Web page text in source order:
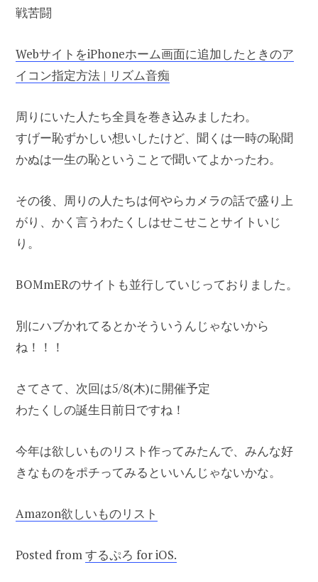
戦苦闘
WebサイトをiPhoneホーム画面に追加したときのア
イコン指定方法 | リズム音痴
周りにいた人たち全員を巻き込みましたわ。
すげー恥ずかしい想いしたけど、聞くは一時の恥聞
かぬは一生の恥ということで聞いてよかったわ。
その後、周りの人たちは何やらカメラの話で盛り上
がり、かく言うわたくしはせこせことサイトいじ
り。
BOMmERのサイトも並行していじっておりました。
別にハブかれてるとかそういうんじゃないから
ね！！！
さてさて、次回は5/8(木)に開催予定
わたくしの誕生日前日ですね！
今年は欲しいものリスト作ってみたんで、みんな好
きなものをポチってみるといいんじゃないかな。
Amazon欲しいものリスト
Posted fromするぷろ for iOS.